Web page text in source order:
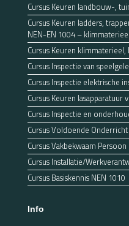
Cursus Keuren landbouw-,
Cursus Keuren ladders,
NEN-EN 1004 – klimmaterieel
Cursus Keuren
Cursus Inspectie van
Cursus Inspectie elektrische
Cursus Keuren
Cursus Inspectie en
Cursus Voldoende
Cursus Vakbekwaam
Cursus Installatie/
Cursus Basiskennis NEN 1010
Info